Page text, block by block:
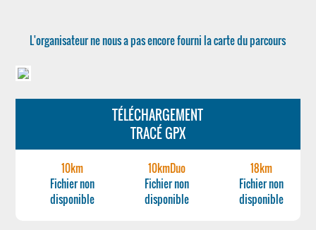
L'organisateur ne nous a pas encore fourni la carte du parcours
TÉLÉCHARGEMENT
TRACÉ GPX
10km
Fichier non
disponible
10kmDuo
Fichier non
disponible
18km
Fichier non
disponible